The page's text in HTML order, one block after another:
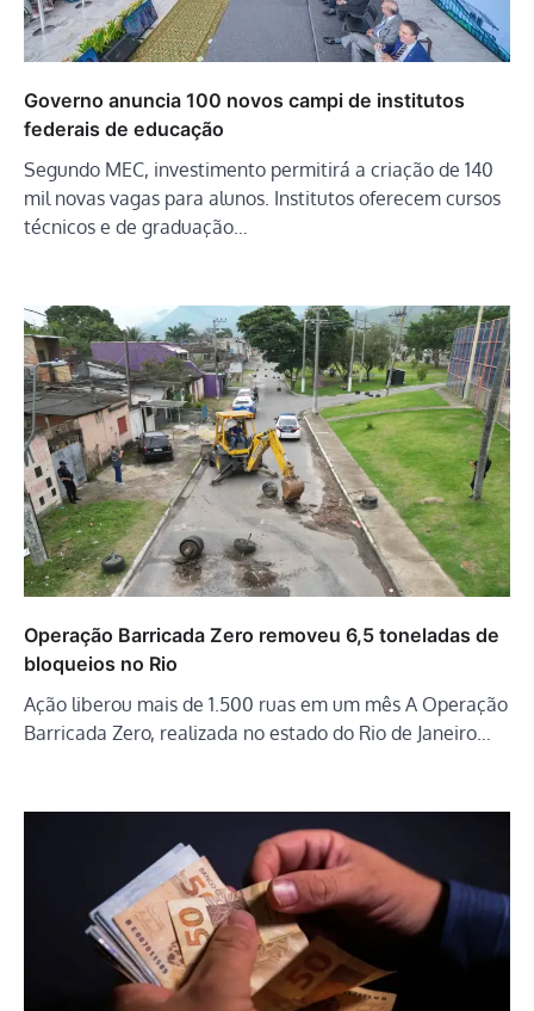
Governo anuncia 100 novos campi de institutos
federais de educação
Segundo MEC, investimento permitirá a criação de 140
mil novas vagas para alunos. Institutos oferecem cursos
técnicos e de graduação…
Operação Barricada Zero removeu 6,5 toneladas de
bloqueios no Rio
Ação liberou mais de 1.500 ruas em um mês A Operação
Barricada Zero, realizada no estado do Rio de Janeiro…